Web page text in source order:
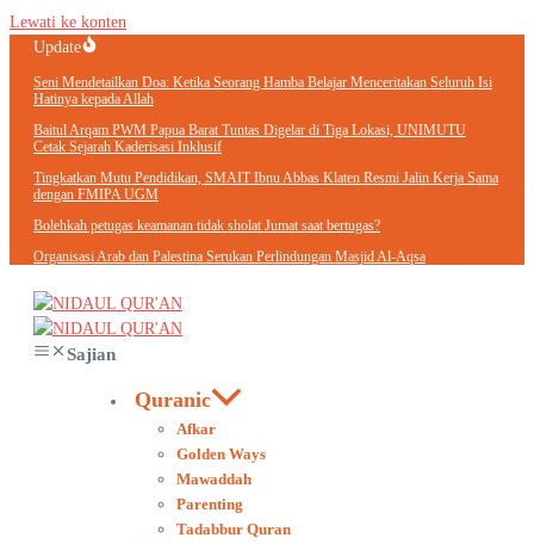
Lewati ke konten
Update
Seni Mendetailkan Doa: Ketika Seorang Hamba Belajar Menceritakan Seluruh Isi
Hatinya kepada Allah
Baitul Arqam PWM Papua Barat Tuntas Digelar di Tiga Lokasi, UNIMUTU
Cetak Sejarah Kaderisasi Inklusif
Tingkatkan Mutu Pendidikan, SMAIT Ibnu Abbas Klaten Resmi Jalin Kerja Sama
dengan FMIPA UGM
Bolehkah petugas keamanan tidak sholat Jumat saat bertugas?
Organisasi Arab dan Palestina Serukan Perlindungan Masjid Al-Aqsa
Sajian
Quranic
Afkar
Golden Ways
Mawaddah
Parenting
Tadabbur Quran